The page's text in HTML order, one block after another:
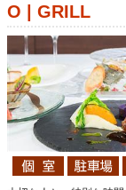
O | GRILL